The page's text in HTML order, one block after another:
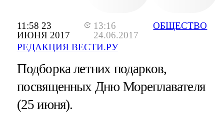
11:58 23
ИЮНЯ 2017
13:16
24.06.2017
РЕДАКЦИЯ ВЕСТИ.РУ
ОБЩЕСТВО
Подборка летних подарков,
посвященных Дню Мореплавателя
(25 июня).